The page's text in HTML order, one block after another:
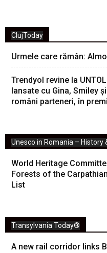
ClujToday
Urmele care rămân:
Trendyol revine la
lansate cu Gina, Smiley
români parteneri, în
Unesco in Romania – History
World Heritage
Forests of the
List
Transylvania Today®
A new rail corridor links